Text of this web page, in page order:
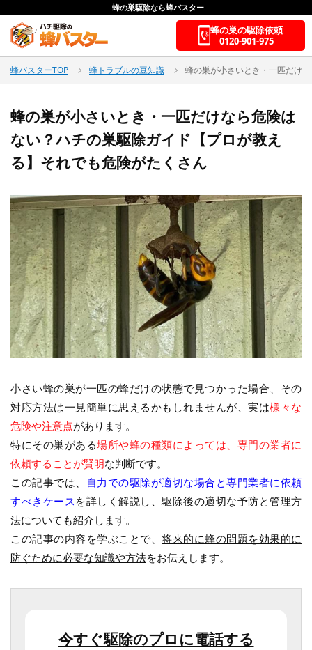
蜂の巣駆除なら蜂バスター
蜂の巣の駆除依頼
0120-901-975
蜂バスターTOP 蜂トラブルの豆知識 蜂の巣が小さいとき・一匹だけ
蜂の巣が小さいとき・一匹だけなら危険は
ない？ハチの巣駆除ガイド【プロが教え
る】それでも危険がたくさん
小さい蜂の巣が一匹の蜂だけの状態で見つかった場合、その
対応方法は一見簡単に思えるかもしれませんが、実は様々な
危険や注意点があります。
特にその巣がある場所や蜂の種類によっては、専門の業者に
依頼することが賢明な判断です。
この記事では、
自力での駆除が適切な場合と専門業者に依頼
すべきケース を詳しく解説し、駆除後の適切な予防と管理方
法についても紹介します。
この記事の内容を学ぶことで、 将来的に蜂の問題を効果的に
防ぐために必要な知識や方法をお伝えします。
今すぐ駆除のプロに電話する